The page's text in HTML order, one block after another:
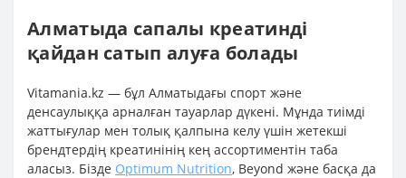
Алматыда сапалы креатинді
қайдан сатып алуға болады
Vitamania.kz — бұл Алматыдағы спорт және
денсаулыққа арналған тауарлар дүкені. Мұнда тиімді
жаттығулар мен толық қалпына келу үшін жетекші
брендтердің креатинінің кең ассортиментін таба
аласыз. Бізде Optimum Nutrition, Beyond және басқа да